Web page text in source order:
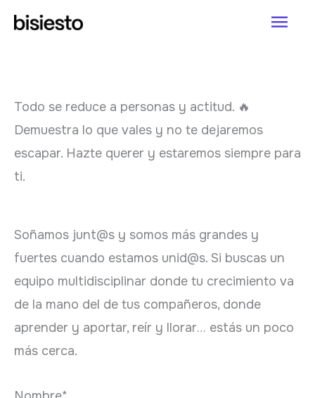
Todo se reduce a personas y actitud. 🔥
Demuestra lo que vales y no te dejaremos
escapar. Hazte querer y estaremos siempre para
ti.
Soñamos junt@s y somos más grandes y
fuertes cuando estamos unid@s. Si buscas un
equipo multidisciplinar donde tu crecimiento va
de la mano del de tus compañeros, donde
aprender y aportar, reír y llorar… estás un poco
más cerca.